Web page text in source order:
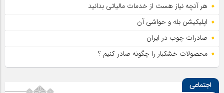
هر آنچه نیاز هست از خدمات مالیاتی بدانید
اپلیکیشن بله و حواشی آن
صادرات چوب در ایران
محصولات خشکبار را چگونه صادر کنیم ؟
اجتماعی